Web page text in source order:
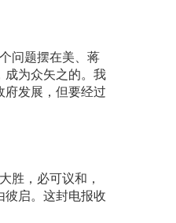
问题摆在美、蒋
成为众矢之的。我
府发展，但要经过
胜，必可议和，
彼启。这封电报收